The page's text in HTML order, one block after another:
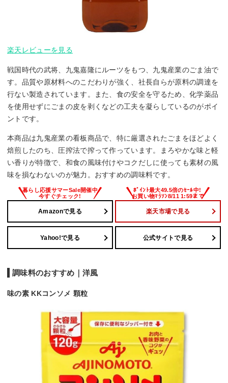
楽天レビューを見る
戦国時代の武将、九鬼嘉隆にルーツをもつ、九鬼産業のごま油で
す。品質や原材料へのこだわりが強く、社長自らが原料の調達を
行ない製造されています。また、食の安全を守るため、化学薬品
を使用せずにごまの皮を剥くなどの工夫を凝らしているのがポイ
ントです。
本商品は九鬼産業の看板商品で、特に厳選されたごまをほどよく
焙煎したのち、圧搾法で搾って作っています。まろやかな味と軽
い香りが特徴で、和食の風味付けやコクだしに使っても素材の風
味を損なわないのが魅力。おすすめの調味料です。
Amazonで見る 楽天市場で見る
Yahoo!で見る 公式サイトで見る
調味料のおすすめ｜洋風
味の素 KKコンソメ 顆粒